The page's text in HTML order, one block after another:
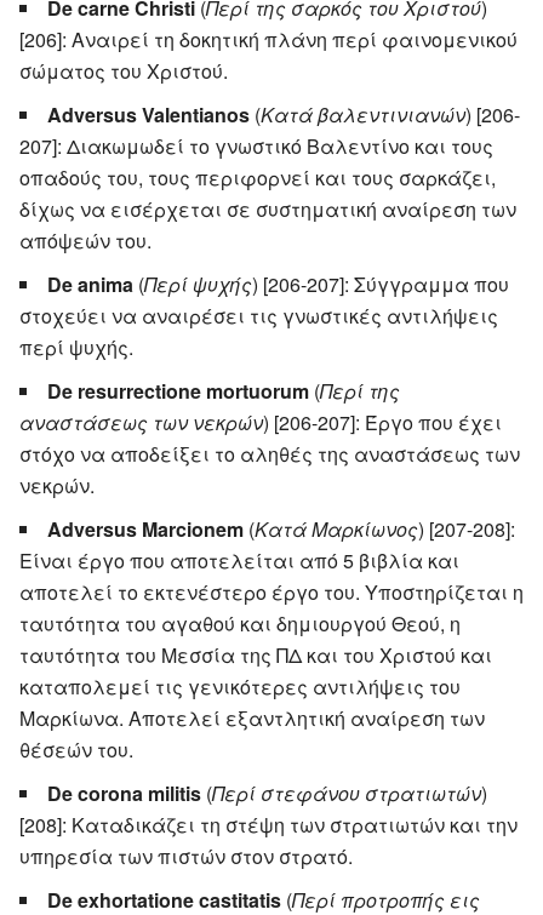
De carne Christi (Περί της σαρκός του Χριστού)
[206]: Αναιρεί τη δοκητική πλάνη περί φαινομενικού
σώματος του Χριστού.
Adversus Valentianos (Κατά βαλεντινιανών) [206-
207]: Διακωμωδεί το γνωστικό Βαλεντίνο και τους
οπαδούς του, τους περιφορνεί και τους σαρκάζει,
δίχως να εισέρχεται σε συστηματική αναίρεση των
απόψεών του.
De anima (Περί ψυχής) [206-207]: Σύγγραμμα που
στοχεύει να αναιρέσει τις γνωστικές αντιλήψεις
περί ψυχής.
De resurrectione mortuorum (Περί της
αναστάσεως των νεκρών) [206-207]: Έργο που έχει
στόχο να αποδείξει το αληθές της αναστάσεως των
νεκρών.
Adversus Marcionem (Κατά Μαρκίωνος) [207-208]:
Είναι έργο που αποτελείται από 5 βιβλία και
αποτελεί το εκτενέστερο έργο του. Υποστηρίζεται η
ταυτότητα του αγαθού και δημιουργού Θεού, η
ταυτότητα του Μεσσία της ΠΔ και του Χριστού και
καταπολεμεί τις γενικότερες αντιλήψεις του
Μαρκίωνα. Αποτελεί εξαντλητική αναίρεση των
θέσεών του.
De corona militis (Περί στεφάνου στρατιωτών)
[208]: Καταδικάζει τη στέψη των στρατιωτών και την
υπηρεσία των πιστών στον στρατό.
De exhortatione castitatis (Περί προτροπής εις